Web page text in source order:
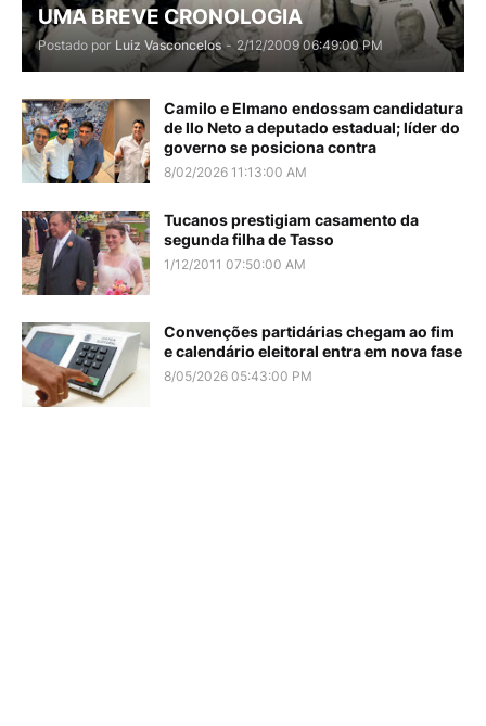
UMA BREVE CRONOLOGIA
Postado por Luiz Vasconcelos - 2/12/2009 06:49:00 PM
Camilo e Elmano endossam candidatura
de Ilo Neto a deputado estadual; líder do
governo se posiciona contra
8/02/2026 11:13:00 AM
Tucanos prestigiam casamento da
segunda filha de Tasso
1/12/2011 07:50:00 AM
Convenções partidárias chegam ao fim
e calendário eleitoral entra em nova fase
8/05/2026 05:43:00 PM